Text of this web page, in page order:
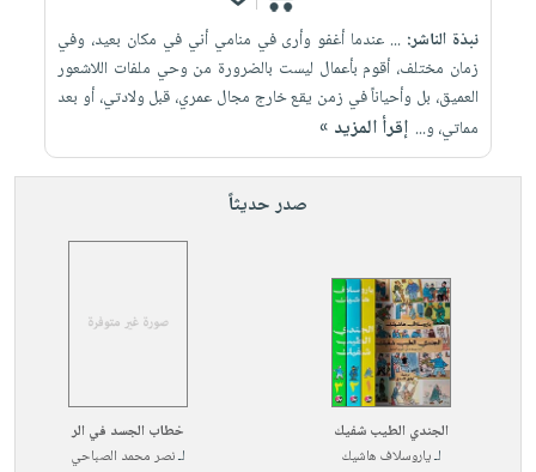
نبذة الناشر: ... عندما أغفو وأرى في منامي أني في مكان بعيد، وفي
زمان مختلف، أقوم بأعمال ليست بالضرورة من وحي ملفات اللاشعور
العميق، بل وأحياناً في زمن يقع خارج مجال عمري، قبل ولادتي، أو بعد
مماتي، و... إقرأ المزيد »
صدر حديثاً
الجندي الطيب شفيك
لـياروسلاف هاشيك
خطاب الجسد في الر
لـنصر محمد الصباحي